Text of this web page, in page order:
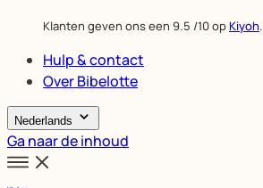
Klanten geven ons een 9.5 /10 opKiyoh.
Hulp & contact
Over Bibelotte
Nederlands
Ga naar de inhoud